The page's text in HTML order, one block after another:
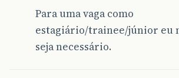
Para uma vaga como
estagiário/trainee/júnior eu
seja necessário.